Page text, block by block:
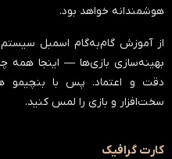
هوشمندانه خواهد بود.
از آموزش گام‌به‌گام اسمبل
بهینه‌سازی بازی‌ها — اینجا
دقت و اعتماد. پس با بنچیمو
سخت‌افزار و بازی را لمس کنید.
کارت گرافیک